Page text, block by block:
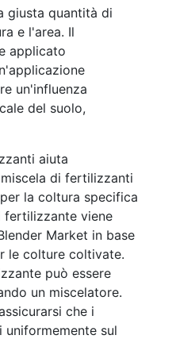
giusta quantità di
e l'area. Il
applicato
un'influenza
del suolo,
aiuta
di fertilizzanti
la coltura specifica
viene
Market in base
le colture coltivate.
può essere
un miscelatore.
che i
sul